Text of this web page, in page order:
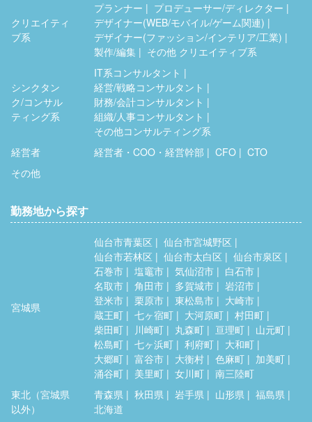
クリエイティ
ブ系
プランナー
プロデューサー/ディレクター
デザイナー(WEB/モバイル/ゲーム関連)
デザイナー(ファッション/インテリア/工業)
製作/編集
その他 クリエイティブ系
シンクタン
ク/コンサル
ティング系
IT系コンサルタント
経営/戦略コンサルタント
財務/会計コンサルタント
組織/人事コンサルタント
その他コンサルティング系
経営者
経営者・COO・経営幹部 CFO
CTO
その他
勤務地から探す
宮城県
仙台市青葉区
仙台市宮城野区
仙台市若林区
仙台市太白区
仙台市泉区
石巻市
塩竈市 気仙沼市
白石市
名取市
角田市 多賀城市
岩沼市
登米市
栗原市 東松島市
大崎市
蔵王町
七ヶ宿町 大河原町
村田町
柴田町
川崎町 丸森町 亘理町
山元町
松島町
七ヶ浜町 利府町
大和町
大郷町
富谷市 大衡村 色麻町
加美町
涌谷町
美里町 女川町
南三陸町
東北（宮城県
以外）
青森県 秋田県 岩手県 山形県
福島県
北海道